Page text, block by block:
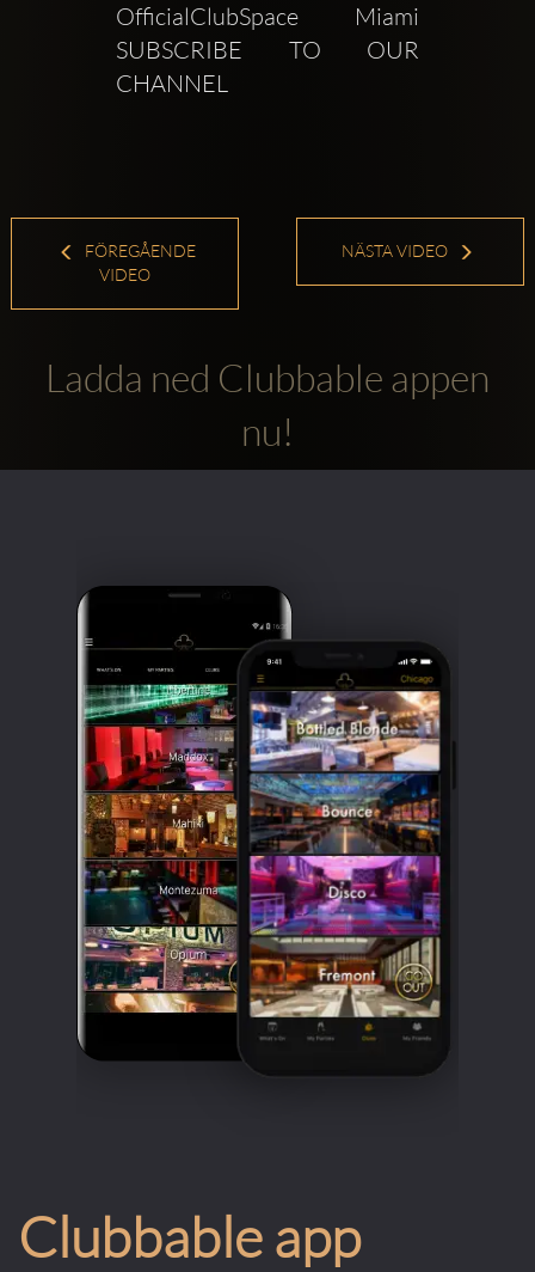
OfficialClubSpace Miami
SUBSCRIBE TO OUR
CHANNEL
FÖREGÅENDE
VIDEO
NÄSTA VIDEO
Ladda ned Clubbable appen
nu!
Clubbable app